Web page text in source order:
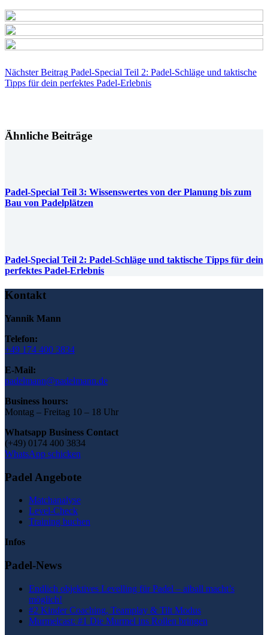
NächsterBeitrag Padel-Special Teil 2: Padel-Schläge und taktische
Tipps für dein perfektes Padel-Erlebnis
Ähnliche Beiträge
Padel-Special Teil 3: Wissenswertes von der Planung bis zum
Bau von Padelplätzen
Padel-Special Teil 2: Padel-Schläge und taktische Tipps für dein
perfektes Padel-Erlebnis
Kontakt
Yannik Mann
Telefon:
+49 174 400 3834
E-Mail:
padelmann@padelmann.de
Business hours:
Montag – Freitag 10 – 18 Uhr
Whatsapp Business Contact
(+49) 0174 400 3834
WhatsApp schicken
Padel Angebote
Matchanalyse
Level-Check
Training buchen
Infos
Padel-News
Endlich objektives Levelling für Padel – aiball macht’s
möglich!
#2 Kinder Coaching, Teamplay & Tilt Modus
Murmelcast: #1 Die Murmel ins Rollen bringen